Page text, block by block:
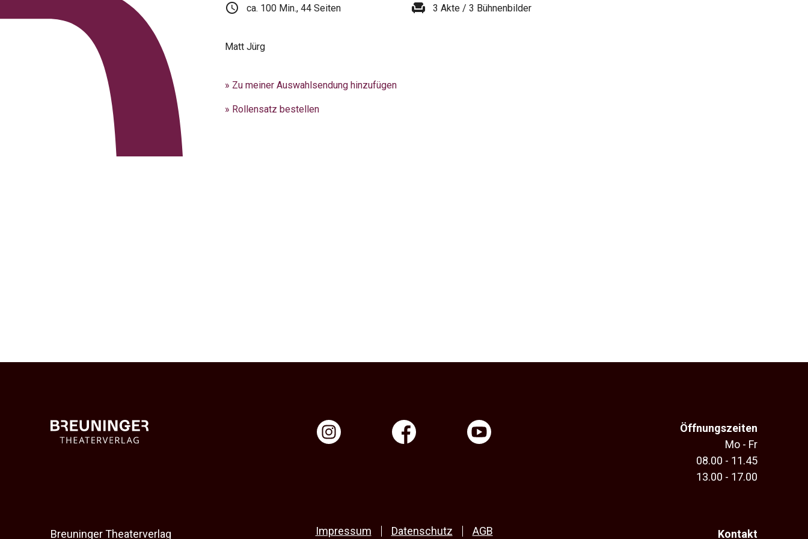
schedule ca. 100 Min., 44 Seiten chair 3 Akte / 3 Bühnenbilder
Matt Jürg
» Zu meiner Auswahlsendung hinzufügen
» Rollensatz bestellen
Öffnungszeiten
Mo - Fr
08.00 - 11.45
13.00 - 17.00
Breuninger Theaterverlag Impressum Datenschutz AGB Kontakt